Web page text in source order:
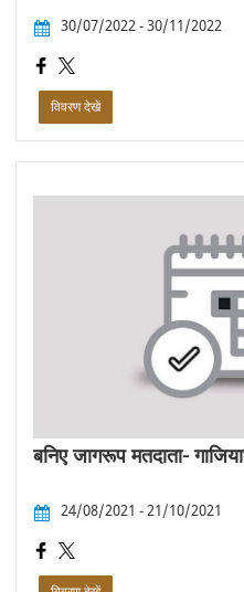
30/07/2022 - 30/11/2022
विवरण देखें
बनिए जागरूप मतदाता-
24/08/2021 - 21/10/2021